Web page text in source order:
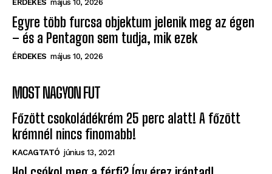
Egyre több furcsa objektum jelenik meg az égen
– és a Pentagon sem tudja, mik ezek
ÉRDEKES május 10, 2026
krémnél nincs finomabb!
KACAGTATÓ június 13, 2021
Hol csókol meg a férfi? Így érez irántad!